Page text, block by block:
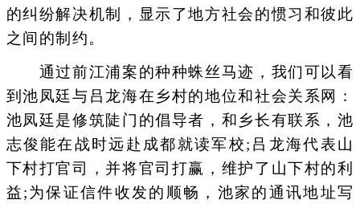
的纠纷解决机制，显示了地方社会的惯习和彼此
之间的制约。
通过前江浦案的种种蛛丝马迹，我们可以看
到池凤廷与吕龙海在乡村的地位和社会关系网：
池凤廷是修筑陡门的倡导者，和乡长有联系，池
志俊能在战时远赴成都就读军校;吕龙海代表山
下村打官司，并将官司打赢，维护了山下村的利
益;为保证信件收发的顺畅，池家的通讯地址写